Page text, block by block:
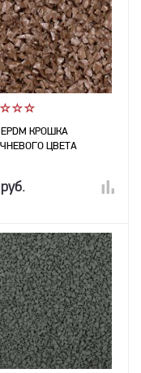
КРОШКА
ЦВЕТА